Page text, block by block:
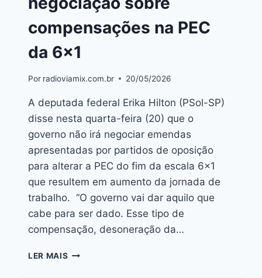
compensações na PEC
da 6×1
Por radioviamix.com.br 20/05/2026
A deputada federal Erika Hilton (PSol-SP)
disse nesta quarta-feira (20) que o
governo não irá negociar emendas
apresentadas por partidos de oposição
para alterar a PEC do fim da escala 6×1
que resultem em aumento da jornada de
trabalho. “O governo vai dar aquilo que
cabe para ser dado. Esse tipo de
compensação, desoneração da…
LER MAIS